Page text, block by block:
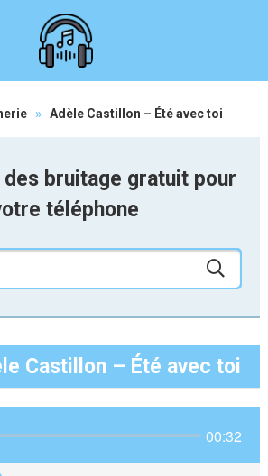
» Adèle Castillon – Été avec toi
des bruitage gratuit pour
téléphone
Castillon – Été avec toi
00:32